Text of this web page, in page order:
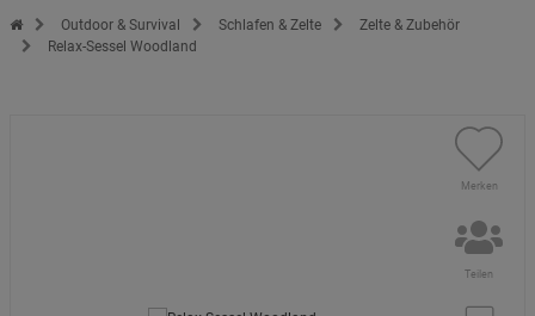
Zur Startseite des Kopp Verlag Online-Shop
Outdoor & Survival Schlafen & Zelte
Zelte & Zubehör
Relax-Sessel Woodland
Merken
Teilen